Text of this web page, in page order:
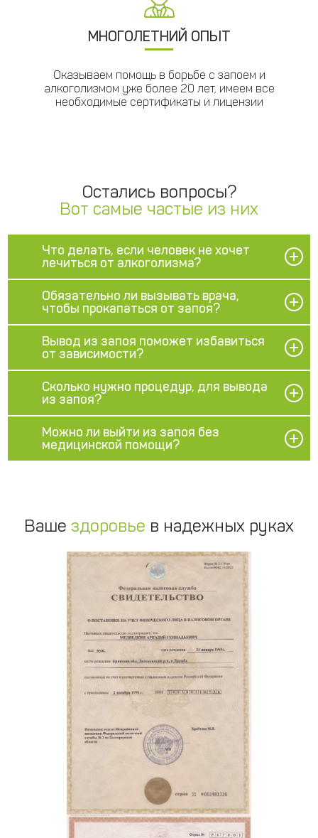
МНОГОЛЕТНИЙ ОПЫТ
Оказываем помощь в борьбе с запоем и
алкоголизмом уже более 20 лет, имеем все
необходимые сертификаты и лицензии
Остались вопросы?
Вот самые частые из них
Что делать, если человек не хочет
лечиться от алкоголизма?
Обязательно ли вызывать врача,
чтобы прокапаться от запоя?
Вывод из запоя поможет избавиться
от зависимости?
Сколько нужно процедур, для вывода
из запоя?
Можно ли выйти из запоя без
медицинской помощи?
Ваше здоровье в надежных руках